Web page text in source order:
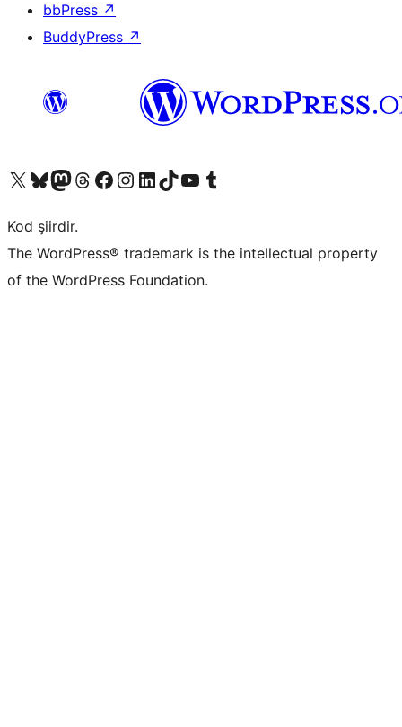
bbPress ↗
BuddyPress ↗
X (eski Twitter) hesabımıza bakın
Bluesky hesabımızı ziyaret edinMastodon hesabımızı ziyaret edinThreads hesabımızı ziyaret edinFacebook sayfamızı ziyaret edinInstagram hesabımızı ziyaret edinLinkedIn hesabımızı ziyaret edinTikTok hesabımızı ziyaret edinYouTube kanalımızı ziyaret edinTumblr hesabımızı ziyaret edin
Kod şiirdir.
The WordPress® trademark is the intellectual property
of the WordPress Foundation.